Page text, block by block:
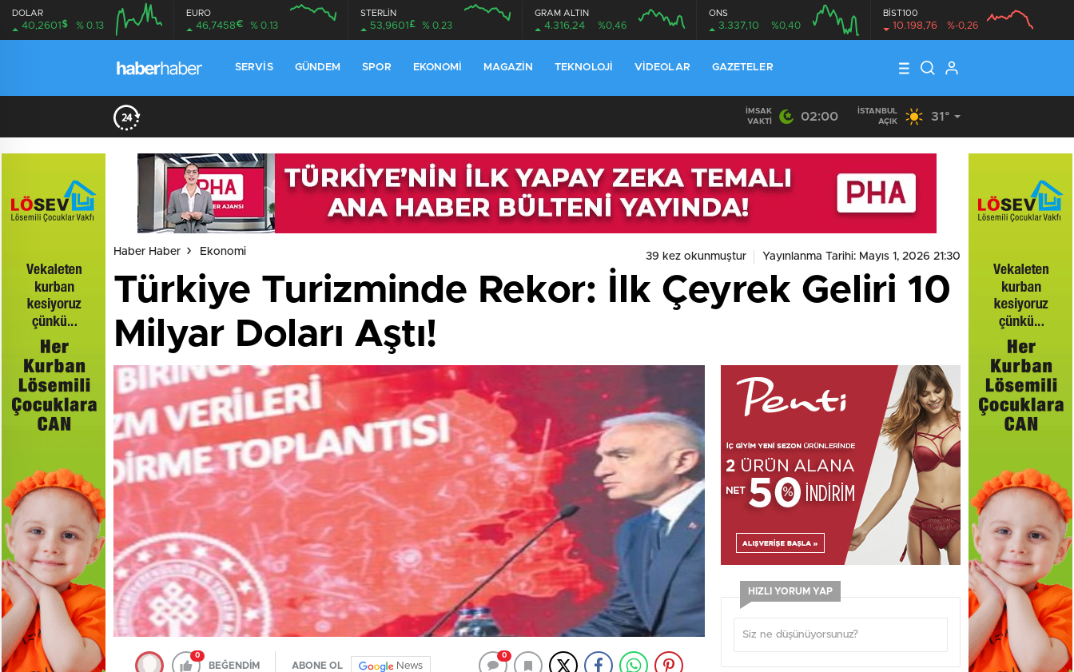
DOLAR
40,2601 $ % 0.13
EURO
46,7458€ % 0.13
STERLİN
53,9601 £ % 0.23
GRAM ALTIN
4.316,24 %0,46
ONS
3.337,10 %0,40
BİST100
10.198,76 %-0,26
SERVIS GÜNDEM SPOR EKONOMI MAGAZIN TEKNOLOJI VIDEOLAR GAZETELER
İMSAK
VAKTI
02:00
İSTANBUL
AÇIK
31°
Haber Haber Ekonomi 39 kez okunmuştur Yayınlanma Tarihi: Mayıs 1, 2026 21:30
Türkiye Turizminde Rekor: İlk Çeyrek Geliri 10
Milyar Doları Aştı!
0
BEĞENDİM ABONE OL News
0
HIZLI YORUM YAP